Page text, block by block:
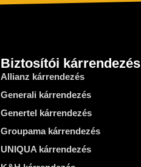
Biztosítói kárrendezés
Allianz kárrendezés
Generali kárrendezés
Genertel kárrendezés
Groupama kárrendezés
UNIQUA kárrendezés